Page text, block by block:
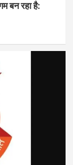
बन रहा है: